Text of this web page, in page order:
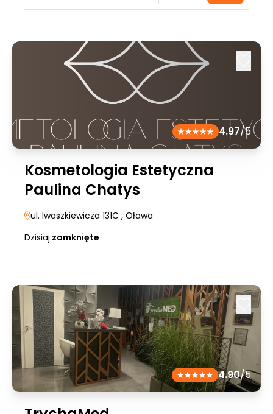
4.97/5
Kosmetologia Estetyczna
Paulina Chatys
ul. Iwaszkiewicza 131C , Oława
Dzisiaj:zamknięte
4.90/5